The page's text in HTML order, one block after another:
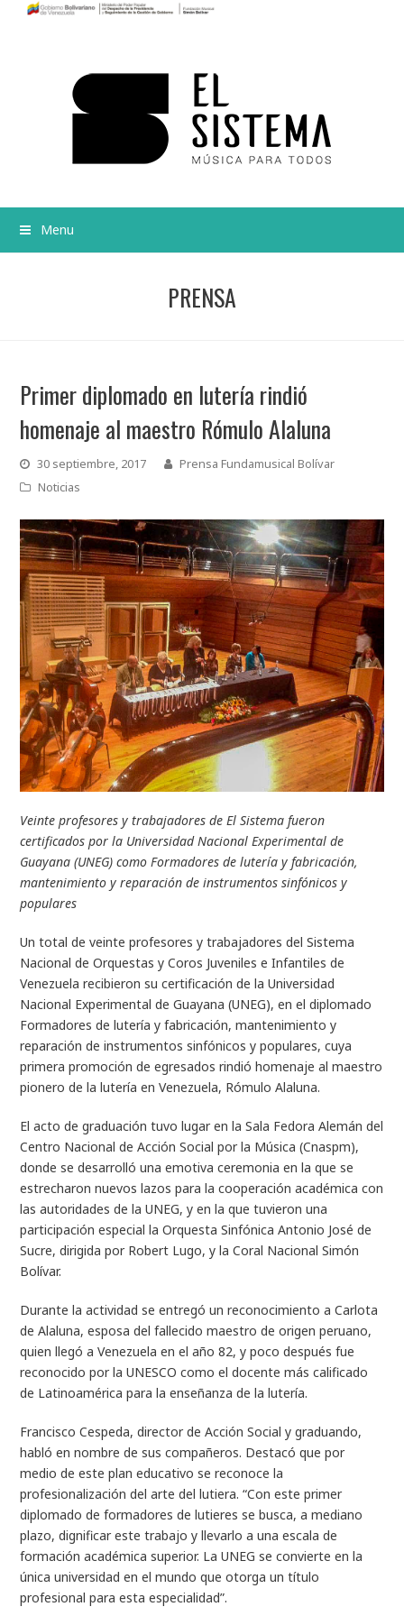
Menu
PRENSA
Primer diplomado en lutería rindió
homenaje al maestro Rómulo Alaluna
30 septiembre, 2017
Prensa Fundamusical Bolívar
Noticias
Veinte profesores y trabajadores de El Sistema fueron
certificados por la Universidad Nacional Experimental de
Guayana (UNEG) como Formadores de lutería y fabricación,
mantenimiento y reparación de instrumentos sinfónicos y
populares
Un total de veinte profesores y trabajadores del Sistema
Nacional de Orquestas y Coros Juveniles e Infantiles de
Venezuela recibieron su certificación de la Universidad
Nacional Experimental de Guayana (UNEG), en el diplomado
Formadores de lutería y fabricación, mantenimiento y
reparación de instrumentos sinfónicos y populares, cuya
primera promoción de egresados rindió homenaje al maestro
pionero de la lutería en Venezuela, Rómulo Alaluna.
El acto de graduación tuvo lugar en la Sala Fedora Alemán del
Centro Nacional de Acción Social por la Música (Cnaspm),
donde se desarrolló una emotiva ceremonia en la que se
estrecharon nuevos lazos para la cooperación académica con
las autoridades de la UNEG, y en la que tuvieron una
participación especial la Orquesta Sinfónica Antonio José de
Sucre, dirigida por Robert Lugo, y la Coral Nacional Simón
Bolívar.
Durante la actividad se entregó un reconocimiento a Carlota
de Alaluna, esposa del fallecido maestro de origen peruano,
quien llegó a Venezuela en el año 82, y poco después fue
reconocido por la UNESCO como el docente más calificado
de Latinoamérica para la enseñanza de la lutería.
Francisco Cespeda, director de Acción Social y graduando,
habló en nombre de sus compañeros. Destacó que por
medio de este plan educativo se reconoce la
profesionalización del arte del lutiera. “Con este primer
diplomado de formadores de lutieres se busca, a mediano
plazo, dignificar este trabajo y llevarlo a una escala de
formación académica superior. La UNEG se convierte en la
única universidad en el mundo que otorga un título
profesional para esta especialidad”.